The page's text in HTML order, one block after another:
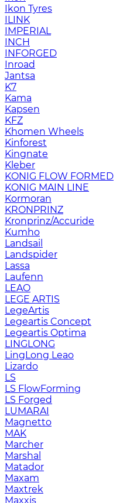
Ikon Tyres
ILINK
IMPERIAL
INCH
INFORGED
Inroad
Jantsa
K7
Kama
Kapsen
KFZ
Khomen Wheels
Kinforest
Kingnate
Kleber
KONIG FLOW FORMED
KONIG MAIN LINE
Kormoran
KRONPRINZ
Kronprinz/Accuride
Kumho
Landsail
Landspider
Lassa
Laufenn
LEAO
LEGE ARTIS
LegeArtis
Legeartis Concept
Legeartis Optima
LINGLONG
LingLong Leao
Lizardo
LS
LS FlowForming
LS Forged
LUMARAI
Magnetto
MAK
Marcher
Marshal
Matador
Maxam
Maxtrek
Maxxis